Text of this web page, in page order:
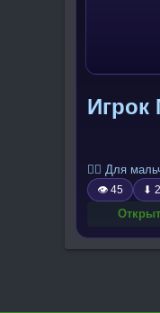
Игрок
🧍‍♂️ Для
👁 45 ⬇